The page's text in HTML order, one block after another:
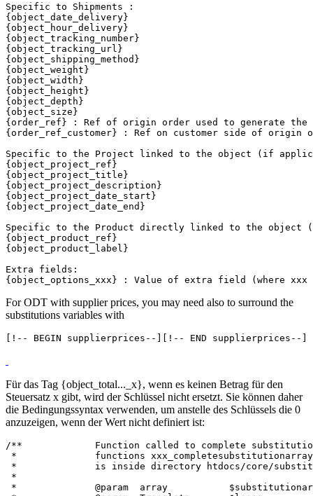
Specific to Shipments :
{object_date_delivery}
{object_hour_delivery}
{object_tracking_number}
{object_tracking_url}
{object_shipping_method}
{object_weight}
{object_width}
{object_height}
{object_depth}
{object_size}
{order_ref} : Ref of origin order used to generate the
{order_ref_customer} : Ref on customer side of origin
Specific to the Project linked to the object (if
{object_project_ref}
{object_project_title}
{object_project_description}
{object_project_date_start}
{object_project_date_end}
Specific to the Product directly linked to the object
{object_product_ref}
{object_product_label}
Extra fields:
For ODT with supplier prices, you may need also to surround the
substitutions variables with
Für das Tag {object_total..._x}, wenn es keinen Betrag für den
Steuersatz x gibt, wird der Schlüssel nicht ersetzt. Sie können daher
die Bedingungssyntax verwenden, um anstelle des Schlüssels die 0
anzuzeigen, wenn der Wert nicht definiert ist:
/** 		Function called to complete
* 		functions
* 		is inside directory htdocs/core/
*